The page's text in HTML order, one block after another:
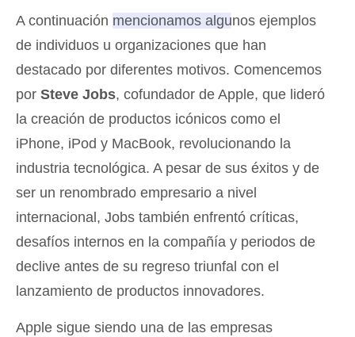
A continuación mencionamos algunos ejemplos
de individuos u organizaciones que han
destacado por diferentes motivos. Comencemos
por Steve Jobs, cofundador de Apple, que lideró
la creación de productos icónicos como el
iPhone, iPod y MacBook, revolucionando la
industria tecnológica. A pesar de sus éxitos y de
ser un renombrado empresario a nivel
internacional, Jobs también enfrentó críticas,
desafíos internos en la compañía y periodos de
declive antes de su regreso triunfal con el
lanzamiento de productos innovadores.
Apple sigue siendo una de las empresas